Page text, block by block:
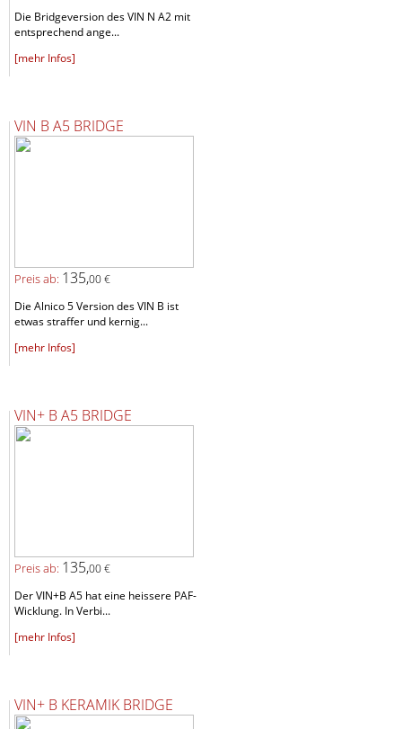
Die Bridgeversion des VIN N A2 mit
entsprechend ange...
[mehr Infos]
VIN B A5 BRIDGE
Preis ab: 135,00 €
Die Alnico 5 Version des VIN B ist
etwas straffer und kernig...
[mehr Infos]
VIN+ B A5 BRIDGE
Preis ab: 135,00 €
Der VIN+B A5 hat eine heissere PAF-
Wicklung. In Verbi...
[mehr Infos]
VIN+ B KERAMIK BRIDGE